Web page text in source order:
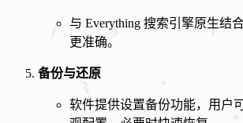
与 Everything 搜索引擎原生结
更准确。
备份与还原
软件提供设置备份功能，用户